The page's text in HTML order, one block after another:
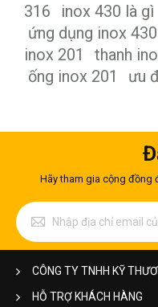
316
inox 430 là gì
ứng dụng inox 430
inox 201
thanh
ống inox 201
ưu
Hãy tham gia cộng đồng
Đăng
ký
để
nhận
tin
chúng
CÔNG TY TNHH KỸ
HỖ TRỢ KHÁCH HÀNG